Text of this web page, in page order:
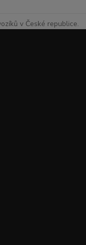
v České republice.